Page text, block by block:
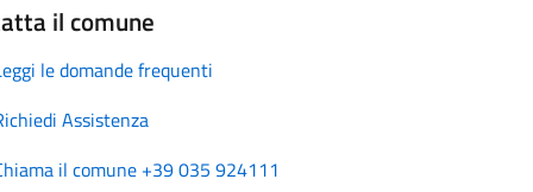
il comune
le domande frequenti
Assistenza
il comune +39 035 924111